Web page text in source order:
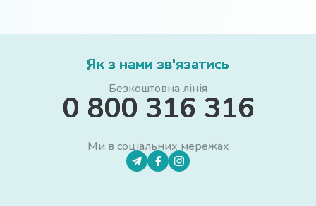
Як з нами зв'язатись
Безкоштовна лінія
0 800 316 316
Ми в соціальних мережах